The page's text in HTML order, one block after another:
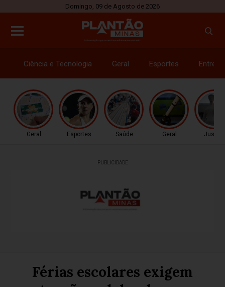
Domingo, 09 de Agosto de 2026
Ciência e Tecnologia Geral Esportes
Geral Esportes Saúde Geral Justiça
PUBLICIDADE
Férias escolares exigem